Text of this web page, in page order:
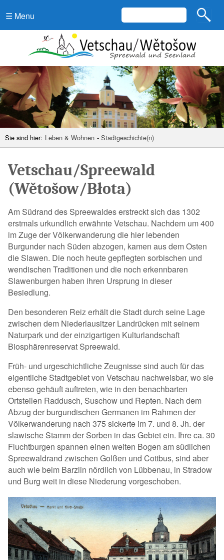
☰ Menu
Sie sind hier: Leben & Wohnen - Stadtgeschichte(n)
Vetschau/Spreewald
(Wětošow/Błota)
Am Südrand des Spreewaldes erstreckt sich das 1302
erstmals urkundlich erwähnte Vetschau. Nachdem um 400
im Zuge der Völkerwanderung die hier lebenden
Burgunder nach Süden abzogen, kamen aus dem Osten
die Slawen. Die noch heute gepflegten sorbischen und
wendischen Traditionen und die noch erkennbaren
Slawenburgen haben ihren Ursprung in dieser
Besiedlung.
Den besonderen Reiz erhält die Stadt durch seine Lage
zwischen dem Niederlausitzer Landrücken mit seinem
Naturpark und der einzigartigen Kulturlandschaft
Biosphärenreservat Spreewald.
Früh- und urgeschichtliche Zeugnisse sind auch für das
eigentliche Stadtgebiet von Vetschau nachweisbar, wo sie
ebenso gehäuft auftreten, wie in den benachbarten
Ortsteilen Raddusch, Suschow und Repten. Nach dem
Abzug der burgundischen Germanen im Rahmen der
Völkerwanderung nach 375 sickerte im 7. und 8. Jh. der
slawische Stamm der Sorben in das Gebiet ein. Ihre ca. 30
Fluchtburgen spannen einen weiten Bogen am südlichen
Spreewaldrand zwischen Golßen und Cottbus, sind aber
auch wie beim Barzlin nördlich von Lübbenau, in Stradow
und Burg weit in diese Niederung vorgeschoben.